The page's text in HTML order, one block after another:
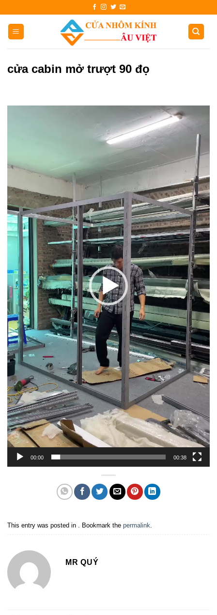
content
cửa cabin mở trượt 90 đọ
00:00 00:38
This entry was posted in . Bookmark the permalink.
MR QUÝ